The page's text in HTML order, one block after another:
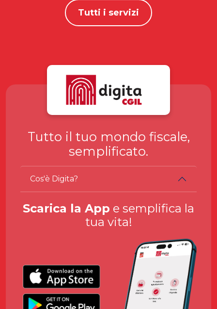
Tutti i servizi
Tutto il tuo mondo fiscale,
semplificato.
Cos'è Digita?
Scarica la App e semplifica la
tua vita!